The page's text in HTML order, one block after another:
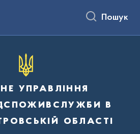
Пошук
управління
в
області